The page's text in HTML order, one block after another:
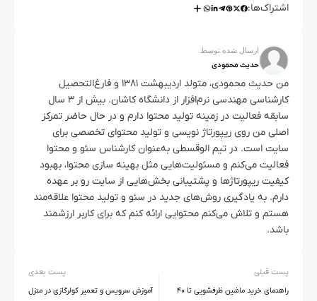
اشتراک‌ها:
ارسال شده توسط
حدیث محمودی
من حدیث محمودی، متولد اردیبهشت ۱۳۸۱ و فارغ‌التحصیل
کارشناسی مهندسی نرم‌افزار از دانشگاه کاشان. بیش از ۳ سال
سابقه فعالیت در زمینه تولید محتوا دارم و در حال حاضر تمرکز
اصلی من روی ریپورتاژ نویسی و تولید محتوای تخصصی برای
سایت است. در تیم الوقسطی به‌عنوان کارشناس سئو و محتوا
فعالیت می‌کنم و مسئولیت‌هایی مثل بهینه سازی محتوا، بهبود
کیفیت ریپورتاژها و پشتیبانی بخش‌هایی از سایت رو بر عهده
دارم. به یادگیری روش‌های جدید در سئو و تولید محتوا علاقه‌مند
هستم و تلاش می‌کنم محتوایی ارائه کنم که برای کاربر ارزشمند
باشد.
پست قبلی
راهنمای خرید ماشین ظرفشویی تا ۴۰
پست بعدی
آموزش سرویس و تعمیر کولرگازی در منزل